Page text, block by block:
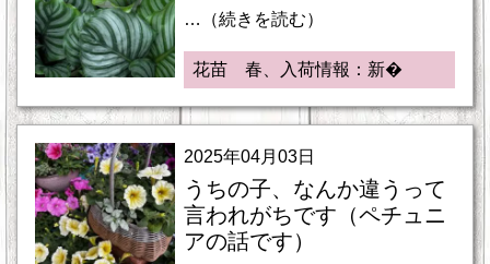
…（続きを読む）
花苗 春、入荷情報：新�
2025年04月03日
うちの子、なんか違うって
言われがちです（ペチュニ
アの話です）